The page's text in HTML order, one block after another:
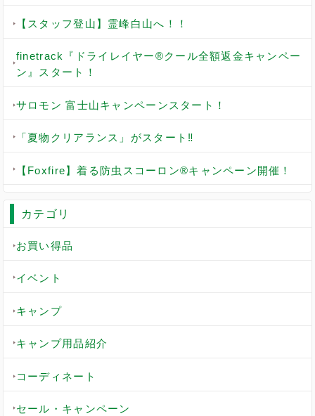
【スタッフ登山】霊峰白山へ！！
finetrack『ドライレイヤー®クール全額返金キャンペー
ン』スタート！
サロモン 富士山キャンペーンスタート！
「夏物クリアランス」がスタート‼
【Foxfire】着る防虫スコーロン®キャンペーン開催！
カテゴリ
お買い得品
イベント
キャンプ
キャンプ用品紹介
コーディネート
セール・キャンペーン